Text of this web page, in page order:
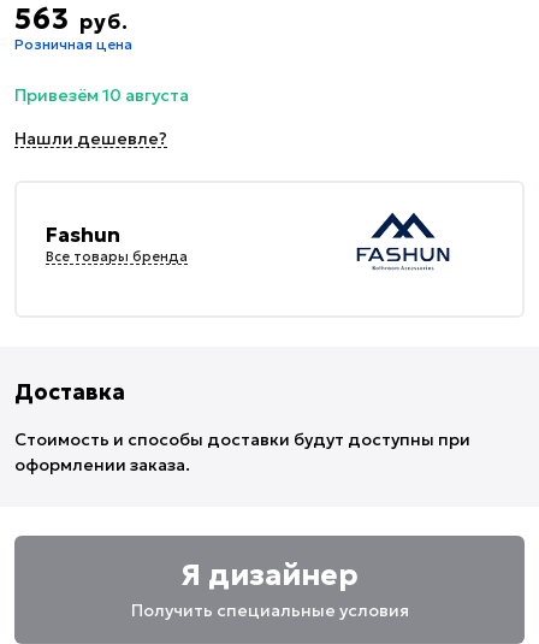
563 руб.
Розничная цена
Привезём 10 августа
Нашли дешевле?
Fashun
Все товары бренда
Доставка
Стоимость и способы доставки будут доступны при
оформлении заказа.
Я дизайнер
Получить специальные условия